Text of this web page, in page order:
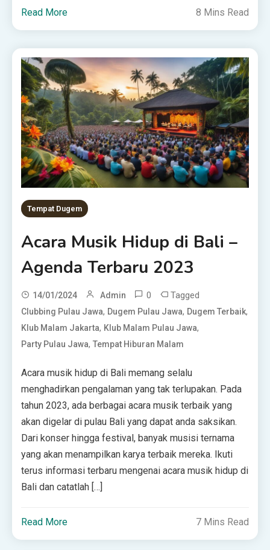
Read More 8 Mins Read
Tempat Dugem
Acara Musik Hidup di Bali –
Agenda Terbaru 2023
14/01/2024 Admin 0 Tagged
Clubbing Pulau Jawa, Dugem Pulau Jawa, Dugem Terbaik,
Klub Malam Jakarta, Klub Malam Pulau Jawa,
Party Pulau Jawa,Tempat Hiburan Malam
Acara musik hidup di Bali memang selalu
menghadirkan pengalaman yang tak terlupakan. Pada
tahun 2023, ada berbagai acara musik terbaik yang
akan digelar di pulau Bali yang dapat anda saksikan.
Dari konser hingga festival, banyak musisi ternama
yang akan menampilkan karya terbaik mereka. Ikuti
terus informasi terbaru mengenai acara musik hidup di
Bali dan catatlah […]
Read More 7 Mins Read